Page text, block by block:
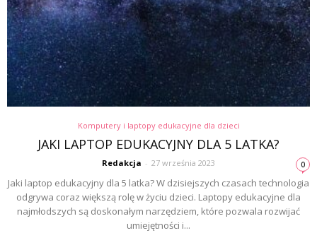
Komputery i laptopy edukacyjne dla dzieci
JAKI LAPTOP EDUKACYJNY DLA 5 LATKA?
Redakcja - 27 września 2023 0
Jaki laptop edukacyjny dla 5 latka? W dzisiejszych czasach technologia
odgrywa coraz większą rolę w życiu dzieci. Laptopy edukacyjne dla
najmłodszych są doskonałym narzędziem, które pozwala rozwijać
umiejętności i...